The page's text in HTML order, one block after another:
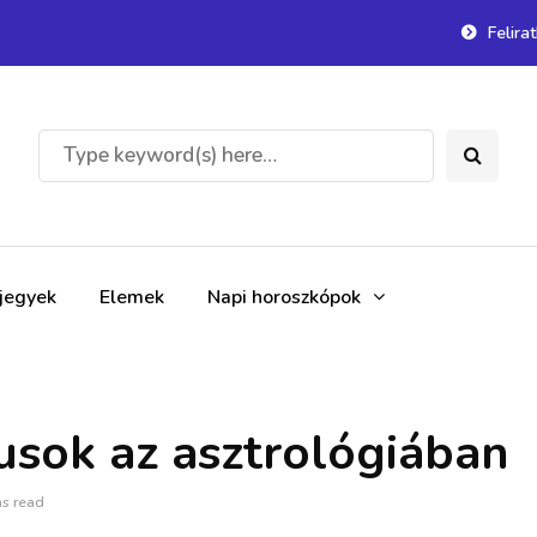
Elemek Napi horoszkópok
az asztrológiában
read